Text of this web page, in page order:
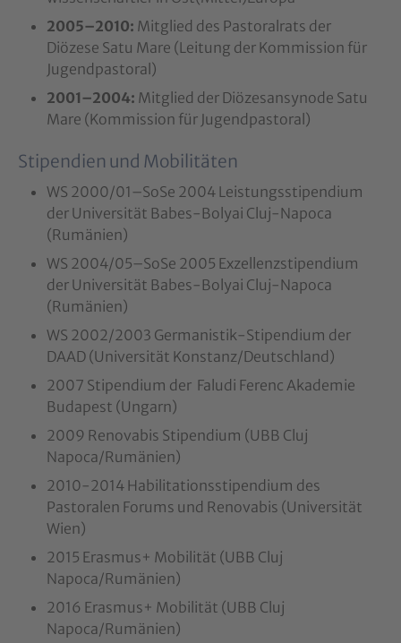
2005–2010: Mitglied des Pastoralrats der
Diözese Satu Mare (Leitung der Kommission für
Jugendpastoral)
2001–2004: Mitglied der Diözesansynode Satu
Mare (Kommission für Jugendpastoral)
Stipendien und Mobilitäten
WS 2000/01–SoSe 2004 Leistungsstipendium
der Universität Babes-Bolyai Cluj-Napoca
(Rumänien)
WS 2004/05–SoSe 2005 Exzellenzstipendium
der Universität Babes-Bolyai Cluj-Napoca
(Rumänien)
WS 2002/2003 Germanistik-Stipendium der
DAAD (Universität Konstanz/Deutschland)
2007 Stipendium der Faludi Ferenc Akademie
Budapest (Ungarn)
2009 Renovabis Stipendium (UBB Cluj
Napoca/Rumänien)
2010-2014 Habilitationsstipendium des
Pastoralen Forums und Renovabis (Universität
Wien)
2015 Erasmus+ Mobilität (UBB Cluj
Napoca/Rumänien)
2016 Erasmus+ Mobilität (UBB Cluj
Napoca/Rumänien)